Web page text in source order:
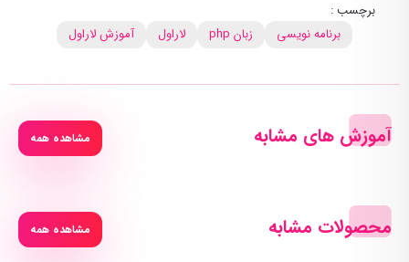
برچسب :
برنامه نویسی
زبان php لاراول آموزش لاراول
آموزش های مشابه مشاهده همه
محصولات مشابه مشاهده همه